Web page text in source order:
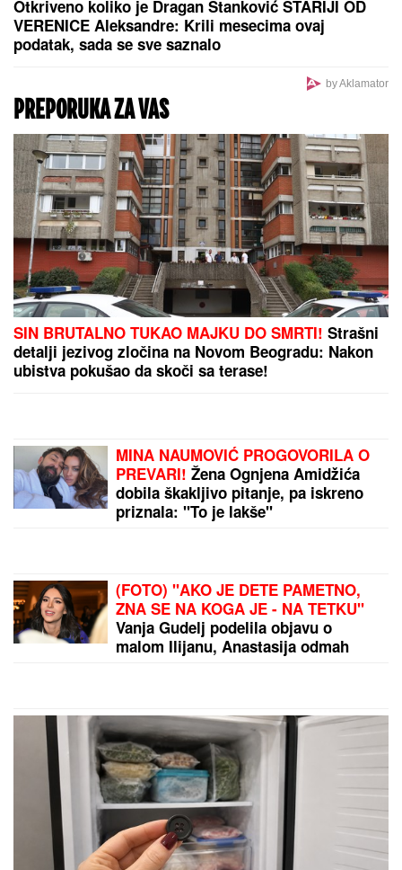
U Severnoj Koreji ULOŠCI SU
ZABRANJENI, a žene tokom
menstruacije mogu da koriste SAMO
JEDNU alternativnu opciju -
zastrašujuća pravila u svetu Kim
Džong Una
54 godine i mami poglede na
čuvenom ostrvu (FOTO)